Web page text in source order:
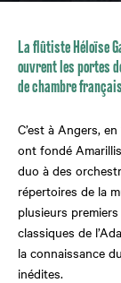
La flûtiste Héloïse
ouvrent les portes
de chambre
C’est à Angers,
ont fondé
duo à des
répertoires de la
plusieurs
classiques de
la connaissance
inédites.